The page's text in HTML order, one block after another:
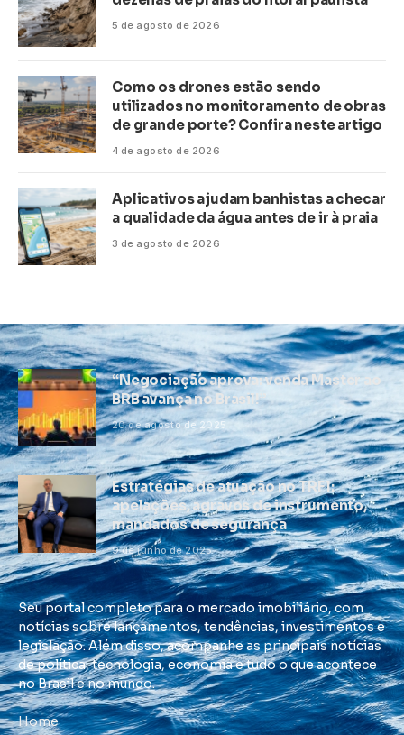
5 de agosto de 2026
Como os drones estão sendo
utilizados no monitoramento de obras
de grande porte? Confira neste artigo
4 de agosto de 2026
Aplicativos ajudam banhistas a checar
a qualidade da água antes de ir à praia
3 de agosto de 2026
“Negociação aprova: venda Master ao
BRB avança no Brasil!”
20 de agosto de 2025
Estratégias de atuação no TRF1:
apelações, agravos de instrumento,
mandados de segurança
9 de junho de 2025
Seu portal completo para o mercado imobiliário, com
notícias sobre lançamentos, tendências, investimentos e
legislação. Além disso, acompanhe as principais notícias
de política, tecnologia, economia e tudo o que acontece
no Brasil e no mundo.
Home